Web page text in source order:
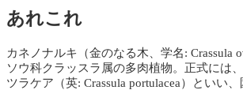
あれこれ
カネノナルキ（金のなる木、学名: Crassula
ソウ科クラッスラ属の多肉植物。正式には
ツラケア（英: Crassula portulacea）といい